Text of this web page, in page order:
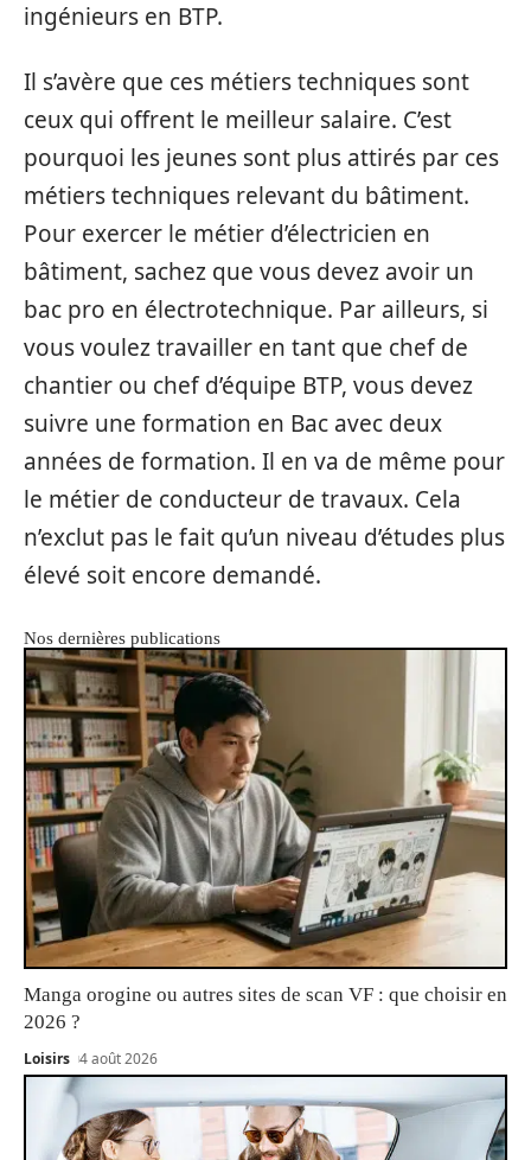
ingénieurs en BTP.
Il s’avère que ces métiers techniques sont
ceux qui offrent le meilleur salaire. C’est
pourquoi les jeunes sont plus attirés par ces
métiers techniques relevant du bâtiment.
Pour exercer le métier d’électricien en
bâtiment, sachez que vous devez avoir un
bac pro en électrotechnique. Par ailleurs, si
vous voulez travailler en tant que chef de
chantier ou chef d’équipe BTP, vous devez
suivre une formation en Bac avec deux
années de formation. Il en va de même pour
le métier de conducteur de travaux. Cela
n’exclut pas le fait qu’un niveau d’études plus
élevé soit encore demandé.
Nos dernières publications
Manga orogine ou autres sites de scan VF : que choisir en
2026 ?
Loisirs 4 août 2026